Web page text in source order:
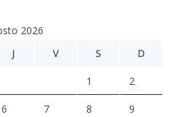
2026
J V S D
1 2
6 7 8 9